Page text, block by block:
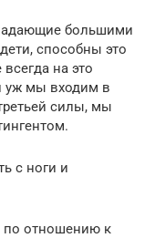
большими
способны это
на это
уж мы входим в
силы, мы
с ноги и
отношению к